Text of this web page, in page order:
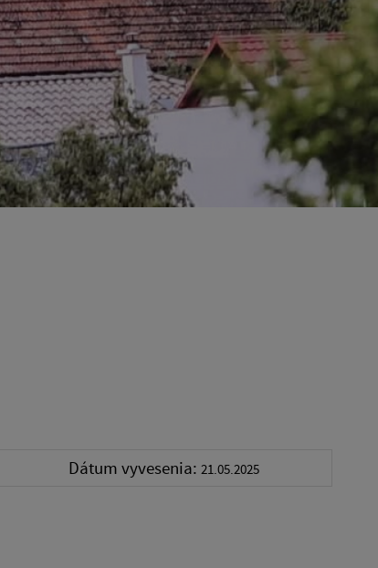
Dátum vyvesenia: 21.05.2025